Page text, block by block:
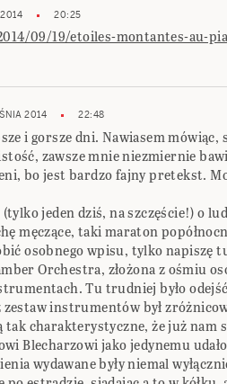
20:25
09/19/etoiles-montantes-au-
2014 22:48
i gorsze dni. Nawiasem mówiąc,
zawsze mnie niezmiernie
bo jest bardzo fajny pretekst.
jeden dziś, na szczęście!) o
męczące, taki maraton
osobnego wpisu, tylko napiszę
Orchestra, złożona z ośmiu
Tu trudniej było
instrumentów był
tak charakterystyczne, że już nam
Blecharzowi jako jedynemu
wydawane były niemal